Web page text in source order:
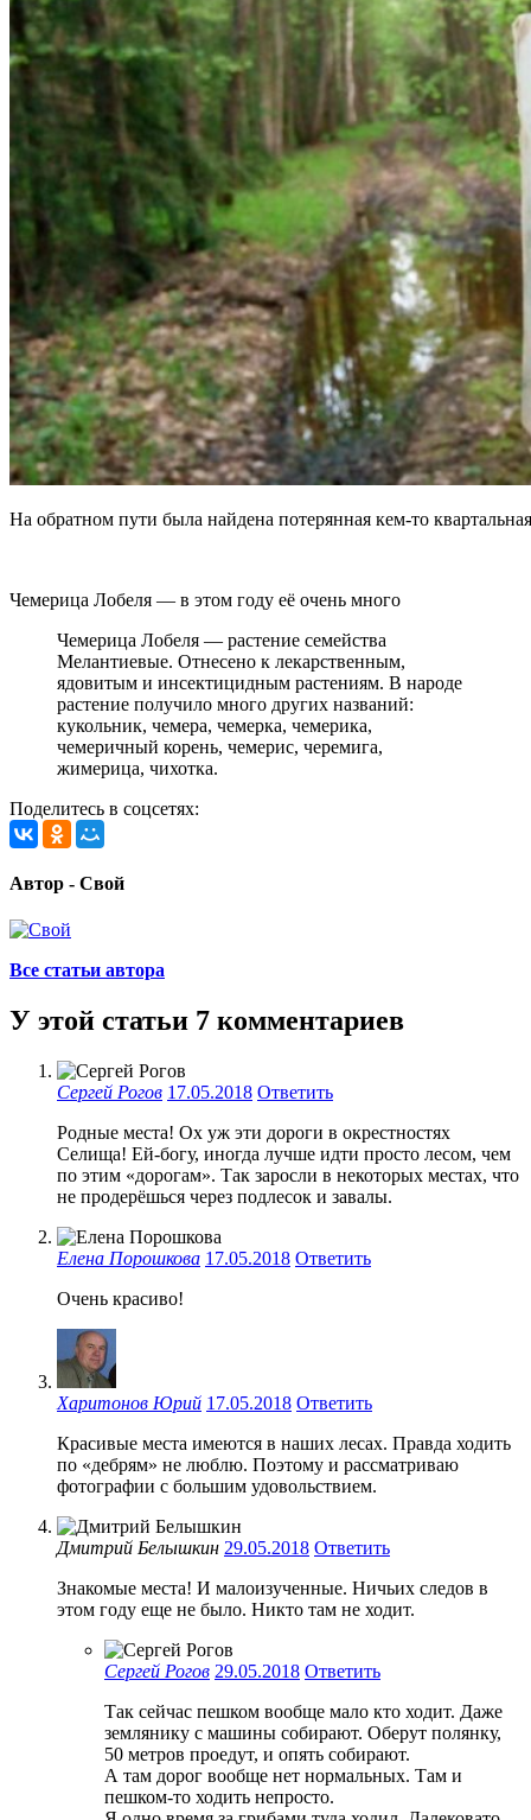
На обратном пути была найдена потерянная кем-то
Чемерица Лобеля — в этом году её очень много
Чемерица Лобеля — растение семейства
Мелантиевые. Отнесено к лекарственным,
ядовитым и инсектицидным растениям. В народе
растение получило много других названий:
кукольник, чемера, чемерка, чемерика,
чемеричный корень, чемерис, черемига,
жимерица, чихотка.
Поделитесь в соцсетях:
Автор - Свой
Все статьи автора
У этой статьи 7 комментариев
Сергей Рогов 17.05.2018 Ответить
Родные места! Ох уж эти дороги в окрестностях
Селища! Ей-богу, иногда лучше идти просто лесом, чем
по этим «дорогам». Так заросли в некоторых местах, что
не продерёшься через подлесок и завалы.
Елена Порошкова 17.05.2018 Ответить
Очень красиво!
Харитонов Юрий 17.05.2018 Ответить
Красивые места имеются в наших лесах. Правда ходить
по «дебрям» не люблю. Поэтому и рассматриваю
фотографии с большим удовольствием.
Дмитрий Белышкин 29.05.2018 Ответить
Знакомые места! И малоизученные. Ничьих следов в
этом году еще не было. Никто там не ходит.
Сергей Рогов 29.05.2018 Ответить
Так сейчас пешком вообще мало кто ходит. Даже
землянику с машины собирают. Оберут полянку,
50 метров проедут, и опять собирают.
А там дорог вообще нет нормальных. Там и
пешком-то ходить непросто.